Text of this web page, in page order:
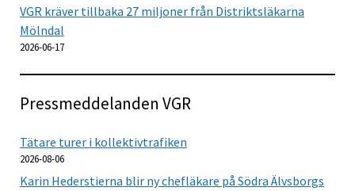
VGR kräver tillbaka 27 miljoner från Distriktsläkarna
Mölndal
2026-06-17
Pressmeddelanden VGR
Tätare turer i kollektivtrafiken
2026-08-06
Karin Hederstierna blir ny chefläkare på Södra Älvsborgs